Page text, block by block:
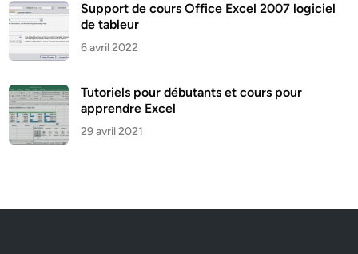
Support de cours Office Excel 2007 logiciel
de tableur
6 avril 2022
Tutoriels pour débutants et cours pour
apprendre Excel
29 avril 2021